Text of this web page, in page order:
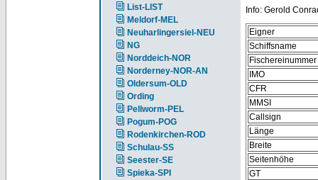
List-LIST
Meldorf-MEL
Neuharlingersiel-NEU
NG
Norddeich-NOR
Norderney-NOR-AN
Oldersum-OLD
Ording
Pellworm-PEL
Pogum-POG
Rodenkirchen-ROD
Schulau-SS
Seester-SE
Spieka-SPI
Info: Gerold
Eigner
Schiffsname
Fischereinummer
IMO
CFR
MMSI
Callsign
Länge
Breite
Seitenhöhe
GT